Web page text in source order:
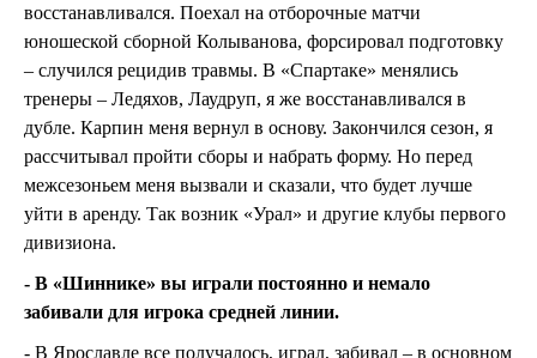
восстанавливался. Поехал на отборочные матчи
юношеской сборной Колыванова, форсировал подготовку
– случился рецидив травмы. В «Спартаке» менялись
тренеры – Ледяхов, Лаудруп, я же восстанавливался в
дубле. Карпин меня вернул в основу. Закончился сезон, я
рассчитывал пройти сборы и набрать форму. Но перед
межсезоньем меня вызвали и сказали, что будет лучше
уйти в аренду. Так возник «Урал» и другие клубы первого
дивизиона.
- В «Шиннике» вы играли постоянно и немало
забивали для игрока средней линии.
- В Ярославле все получалось, играл, забивал – в основном